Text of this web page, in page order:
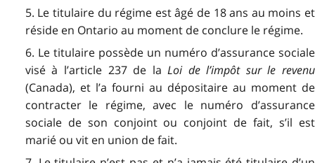
5. Le titulaire du régime est âgé de 18 ans au moins et
réside en Ontario au moment de conclure le régime.
6. Le titulaire possède un numéro d’assurance sociale
visé à l’article 237 de laLoi de l’impôt sur le revenu
(Canada), et l’a fourni au dépositaire au moment de
contracter le régime, avec le numéro d’assurance
sociale de son conjoint ou conjoint de fait, s’il est
marié ou vit en union de fait.